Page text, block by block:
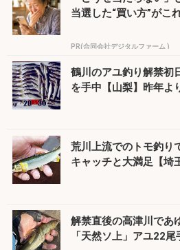
当選した“買い方”がこ
PR(合同会社デジタルファーム )
鶴川のアユ釣り解禁
を手中【山梨】昨年よ
荒川上流でのトモ釣り
キャッチと大満足【埼
解禁直後の高津川で
「天然ソ上」アユ22尾